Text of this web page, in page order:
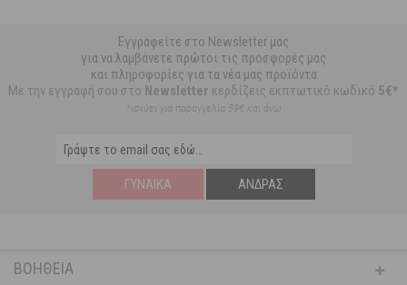
Εγγραφείτε στο Newsletter μας
για να λαμβάνετε πρώτοι τις προσφορές μας
και πληροφορίες για τα νέα μας προϊόντα
Με την εγγραφή σου στο Newsletter κερδίζεις εκπτωτικό κωδικό 5€*
*ισχύει για παραγγελία 59€ και άνω
ΓΥΝΑΊΚΑ ΆΝΔΡΑΣ
ΒΟΉΘΕΙΑ